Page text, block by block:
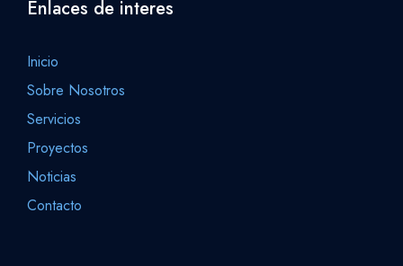
Enlaces de interes
Inicio
Sobre Nosotros
Servicios
Proyectos
Noticias
Contacto